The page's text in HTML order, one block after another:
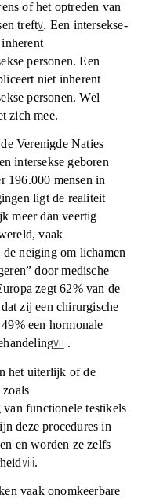
of het optreden van
treftv. Een intersekse-
personen. Een
niet inherent
personen. Wel
zich mee.
Verenigde Naties
intersekse geboren
196.000 mensen in
ligt de realiteit
meer dan veertig
vaak
neiging om lichamen
door medische
zegt 62% van de
zij een chirurgische
een hormonale
vii .
het uiterlijk of de
functionele testikels
deze procedures in
en worden ze zelfs
viii.
vaak onomkeerbare